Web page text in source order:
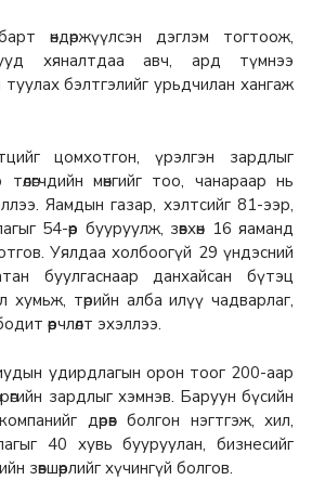
өндөржүүлсэн дэглэм тогтоож,
хяналтдаа авч, ард түмнээ
бэлтгэлийг урьдчилан хангаж
цомхотгон, үрэлгэн зардлыг
мөнгийг тоо, чанараар нь
Яамдын газар, хэлтсийг 81-ээр,
54-өөр бууруулж, зөвхөн 16 яаманд
Уялдаа холбоогүй 29 үндэсний
буулгаснаар данхайсан бүтэц
хумьж, төрийн алба илүү чадварлаг,
өөрчлөлт эхэллээ.
удирдлагын орон тоог 200-аар
зардлыг хэмнэв. Баруун бүсийн
дөрөв болгон нэгтгэж, хил,
40 хувь бууруулан, бизнесийг
зөвшөөрлийг хүчингүй болгов.